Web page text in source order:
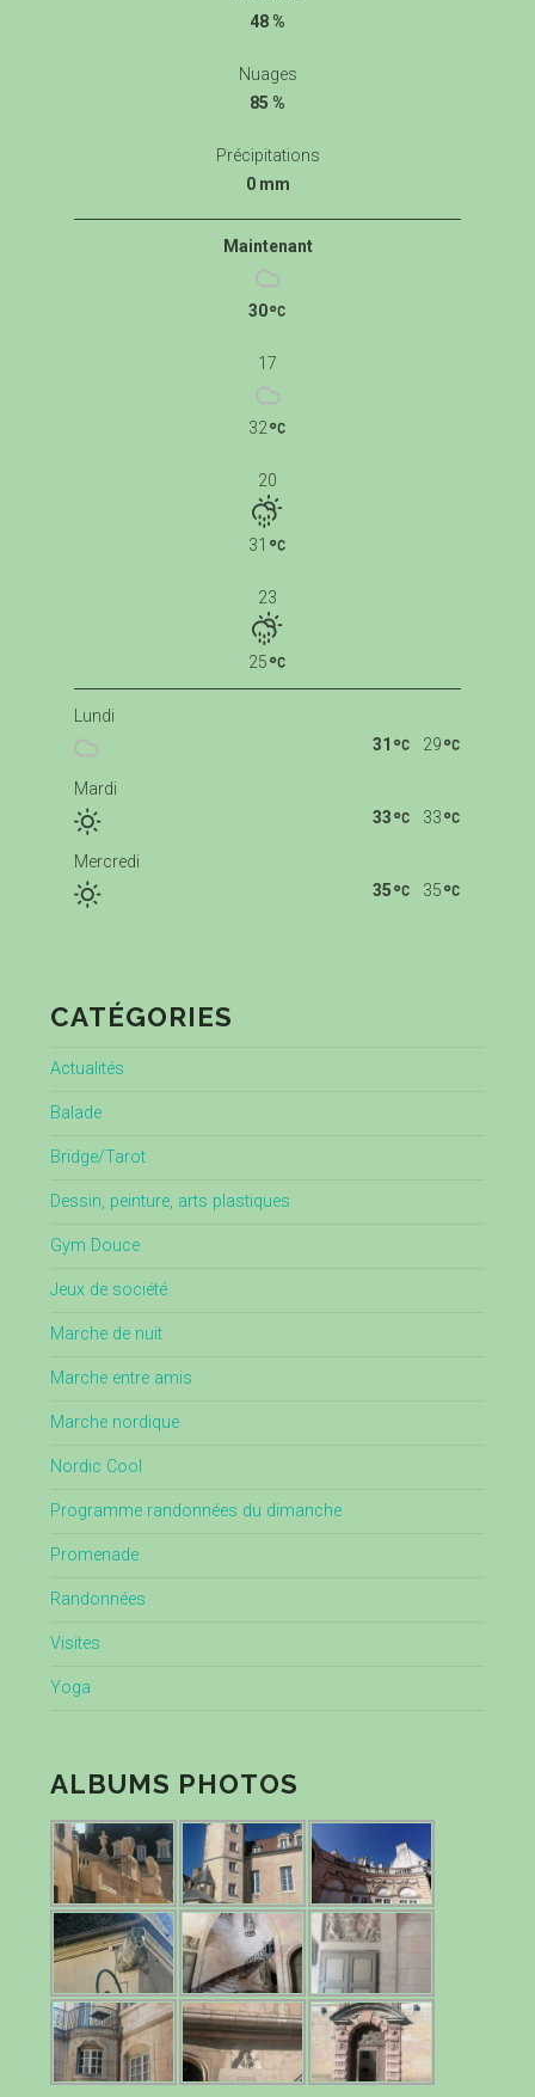
48 %
Nuages
85 %
Précipitations
0 mm
Maintenant
30
17
32
20
31
23
25
Lundi
29
31
Mardi
33
33
Mercredi
35
35
CATÉGORIES
Actualités
Balade
Bridge/Tarot
Dessin, peinture, arts plastiques
Gym Douce
Jeux de société
Marche de nuit
Marche entre amis
Marche nordique
Nordic Cool
Programme randonnées du dimanche
Promenade
Randonnées
Visites
Yoga
ALBUMS PHOTOS